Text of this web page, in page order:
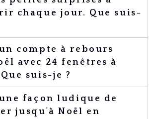
chaque jour. Que suis-
compte à rebours
avec 24 fenêtres à
suis-je ?
façon ludique de
jusqu'à Noël en